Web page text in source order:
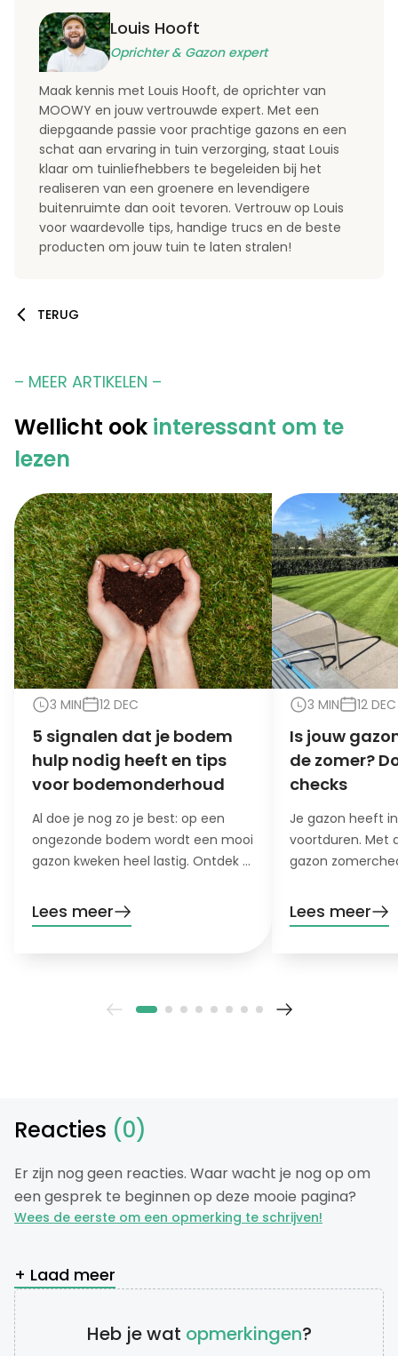
Louis Hooft
Oprichter & Gazon expert
Maak kennis met Louis Hooft, de oprichter van
MOOWY en jouw vertrouwde expert. Met een
diepgaande passie voor prachtige gazons en een
schat aan ervaring in tuin verzorging, staat Louis
klaar om tuinliefhebbers te begeleiden bij het
realiseren van een groenere en levendigere
buitenruimte dan ooit tevoren. Vertrouw op Louis
voor waardevolle tips, handige trucs en de beste
producten om jouw tuin te laten stralen!
TERUG
– MEER ARTIKELEN –
Wellicht ook interessant om te
lezen
3 MIN 12 DEC
5 signalen dat je bodem
hulp nodig heeft en tips
voor bodemonderhoud
Al doe je nog zo je best: op een
ongezonde bodem wordt een mooi
gazon kweken heel lastig. Ontdek 5
heeft!
Lees meer
3 MIN 12 DEC
Is jouw
de zomer?
checks
Je gazon heeft
voortduren. Met
gazon
hete, droge
Lees meer
Reacties (0)
Er zijn nog geen reacties. Waar wacht je nog op om
een gesprek te beginnen op deze mooie pagina?
Wees de eerste om een opmerking te schrijven!
+ Laad meer
Heb je wat opmerkingen?